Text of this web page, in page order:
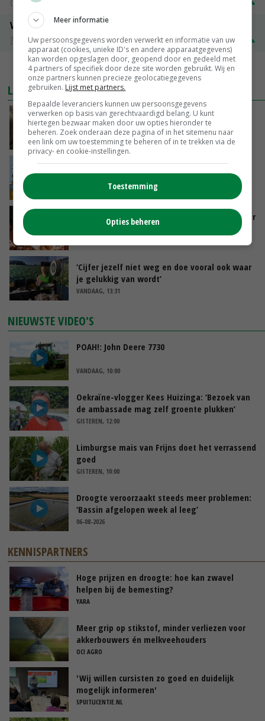
Groningen
Volle melkpoeder
Zuivel NL
€ 345,00 € 20,00
MEER MARKTPRIJZEN
LAATSTE NIEUWS
‘Samenwerking A-ware en Amalthea gaat
zorgen voor meer balans’
VANDAAG, 16:01
Internationale vraag naar geitenzuivel blijft
VANDAAG, 15:33
Vlaamse varkensstapel krimpt, pluimveesector
groeit door schaalvergroting
‘Cijfer jezelf niet weg en doe vooral ook waar
je gelukkig van wordt’
VANDAAG, 13:31
NIEUWSTE VIDEO'S
POAH!: John Deere 7730
VANDAAG, 10:00
Oekraïne-vlogger Kees Huizinga: ‘Bezoek van
de ambassade mag zelf groente plukken’
GISTEREN, 12:00
Limburgse mais van Frijns doet het verrassend
goed
GISTEREN, 10:00
Droogte veroorzaakt steeds meer problemen:
‘Bassin afgelopen week al leeg’
06-08-2026
KENNISPARTNERS
Hoge prijzen en droogte: hoe kan zwavel
helpen bij de bemesting?
YARA
Meer grip op stikstof, minder verliezen voor
akkerbouwers én melkveehouders
OCI AGRO
'Wij willen cursisten zo goed en duidelijk
mogelijk informeren'
SPUITLICENTIE.NL
Meer informatie
Uw persoonsgegevens worden verwerkt en informatie van uw
apparaat (cookies, unieke ID's en andere apparaatgegevens)
kan worden opgeslagen door, geopend door en gedeeld met
4 partners of specifiek door deze site worden gebruikt. Wij en
onze partners kunnen precieze geolocatiegegevens
gebruiken. Lijst met partners.
Bepaalde leveranciers kunnen uw persoonsgegevens
verwerken op basis van gerechtvaardigd belang. U kunt
hiertegen bezwaar maken door uw opties hieronder te
beheren. Zoek onderaan deze pagina of in het sitemenu naar
een link om uw toestemming te beheren of in te trekken via de
privacy- en cookie-instellingen.
Toestemming
Opties beheren